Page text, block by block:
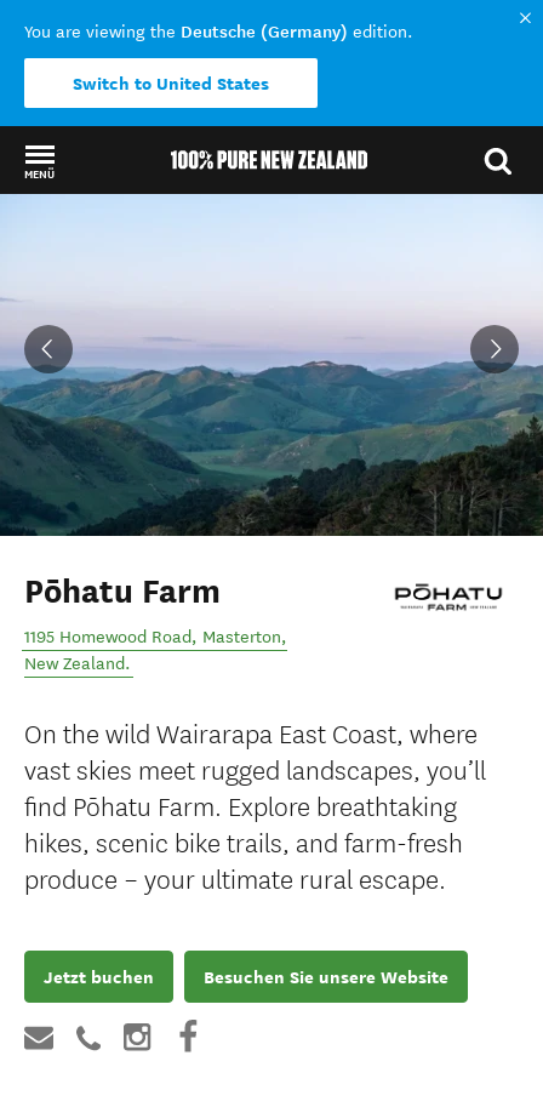
You are viewing the Deutsche (Germany) edition.
Switch to United States
MENÜ
Pōhatu Farm
1195 Homewood Road, Masterton,
New Zealand.
On the wild Wairarapa East Coast, where
vast skies meet rugged landscapes, you’ll
find Pōhatu Farm. Explore breathtaking
hikes, scenic bike trails, and farm-fresh
produce – your ultimate rural escape.
Jetzt buchen Besuchen Sie unsere Website